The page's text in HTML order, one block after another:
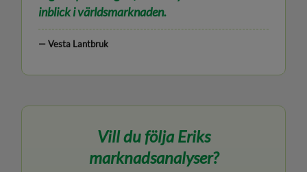
inblick i världsmarknaden.
— Vesta Lantbruk
Vill du följa Eriks
marknadsanalyser?